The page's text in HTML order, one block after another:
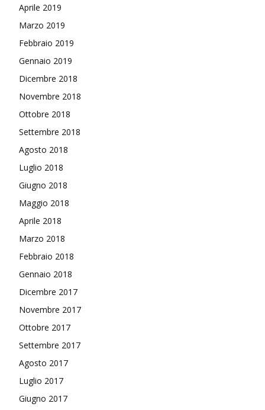
Aprile 2019
Marzo 2019
Febbraio 2019
Gennaio 2019
Dicembre 2018
Novembre 2018
Ottobre 2018
Settembre 2018
Agosto 2018
Luglio 2018
Giugno 2018
Maggio 2018
Aprile 2018
Marzo 2018
Febbraio 2018
Gennaio 2018
Dicembre 2017
Novembre 2017
Ottobre 2017
Settembre 2017
Agosto 2017
Luglio 2017
Giugno 2017